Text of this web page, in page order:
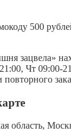
500
зацвела»
Чт 09:00-
область,